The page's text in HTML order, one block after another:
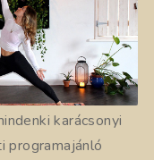
karácsonyi
programajánló